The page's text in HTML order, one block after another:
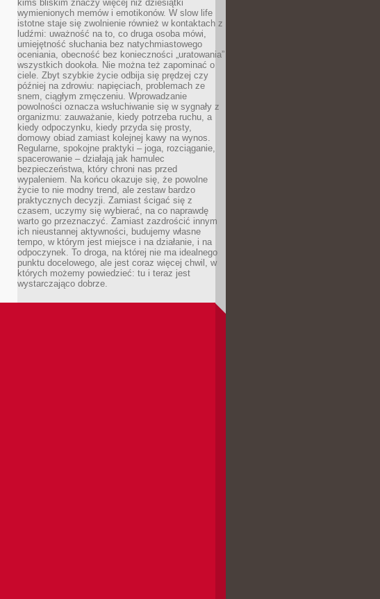
kimś bliskim znaczy więcej niż dziesiątki
wymienionych memów i emotikonów. W slow life
istotne staje się zwolnienie również w kontaktach z
ludźmi: uważność na to, co druga osoba mówi,
umiejętność słuchania bez natychmiastowego
oceniania, obecność bez konieczności „uratowania”
wszystkich dookoła. Nie można też zapominać o
ciele. Zbyt szybkie życie odbija się prędzej czy
później na zdrowiu: napięciach, problemach ze
snem, ciągłym zmęczeniu. Wprowadzanie
powolności oznacza wsłuchiwanie się w sygnały z
organizmu: zauważanie, kiedy potrzeba ruchu, a
kiedy odpoczynku, kiedy przyda się prosty,
domowy obiad zamiast kolejnej kawy na wynos.
Regularne, spokojne praktyki – joga, rozciąganie,
spacerowanie – działają jak hamulec
bezpieczeństwa, który chroni nas przed
wypaleniem. Na końcu okazuje się, że powolne
życie to nie modny trend, ale zestaw bardzo
praktycznych decyzji. Zamiast ścigać się z
czasem, uczymy się wybierać, na co naprawdę
warto go przeznaczyć. Zamiast zazdrościć innym
ich nieustannej aktywności, budujemy własne
tempo, w którym jest miejsce i na działanie, i na
odpoczynek. To droga, na której nie ma idealnego
punktu docelowego, ale jest coraz więcej chwil, w
których możemy powiedzieć: tu i teraz jest
wystarczająco dobrze.